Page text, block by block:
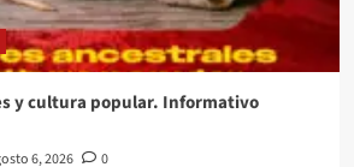
y cultura popular. Informativo
6, 2026 0